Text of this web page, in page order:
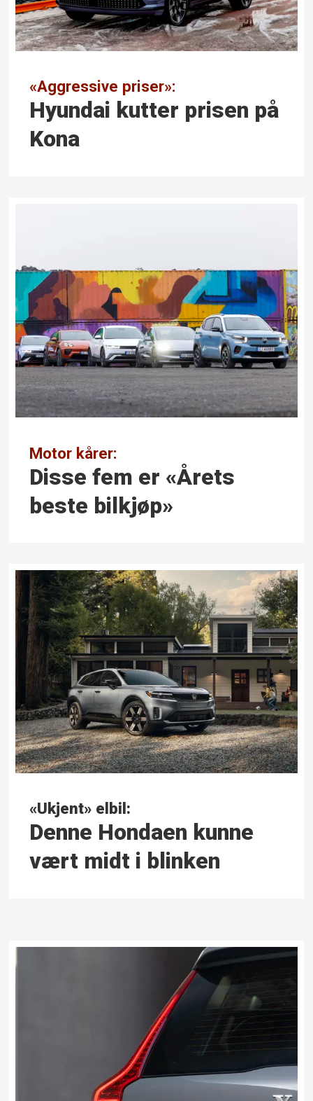
«Aggressive priser»:
Hyundai kutter prisen på
Kona
Motor kårer:
Disse fem er «Årets
beste bilkjøp»
«Ukjent» elbil:
Denne Hondaen kunne
vært midt i blinken